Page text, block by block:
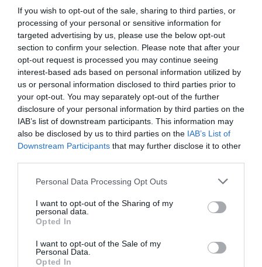
If you wish to opt-out of the sale, sharing to third parties, or
processing of your personal or sensitive information for
targeted advertising by us, please use the below opt-out
section to confirm your selection. Please note that after your
opt-out request is processed you may continue seeing
interest-based ads based on personal information utilized by
us or personal information disclosed to third parties prior to
your opt-out. You may separately opt-out of the further
disclosure of your personal information by third parties on the
IAB’s list of downstream participants. This information may
also be disclosed by us to third parties on the IAB’s List of
Downstream Participants that may further disclose it to other
Personal Data Processing Opt Outs
I want to opt-out of the Sharing of my
personal data.
Opted In
I want to opt-out of the Sale of my
Personal Data.
Opted In
Το Peter Pan Effect, το Doom spending και η
αίσθηση του ανήκειν
Κάποιοι ειδικοί αποδίδουν το φαινόμενο και στο